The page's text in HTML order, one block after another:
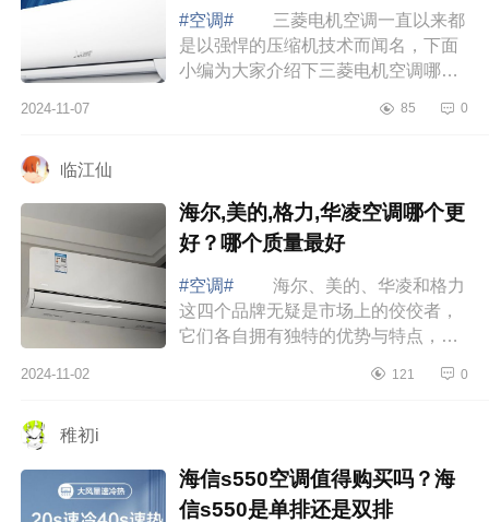
#空调#
三菱电机空调一直以来都
是以强悍的压缩机技术而闻名，下面
小编为大家介绍下三菱电机空调哪个
三菱电机空调哪个系列好 三菱电
2024-11-07 85 0
临江仙
海尔,美的,格力,华凌空调哪个更
好？哪个质量最好
#空调#
海尔、美的、华凌和格力
这四个品牌无疑是市场上的佼佼者，
它们各自拥有独特的优势与特点，满
家介绍下海尔,美的,格力,华凌空调哪
2024-11-02 121 0
稚初i
海信s550空调值得购买吗？海
信s550是单排还是双排